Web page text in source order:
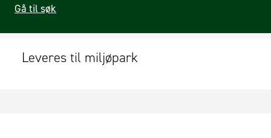
Gå til søk
Leveres til miljøpark